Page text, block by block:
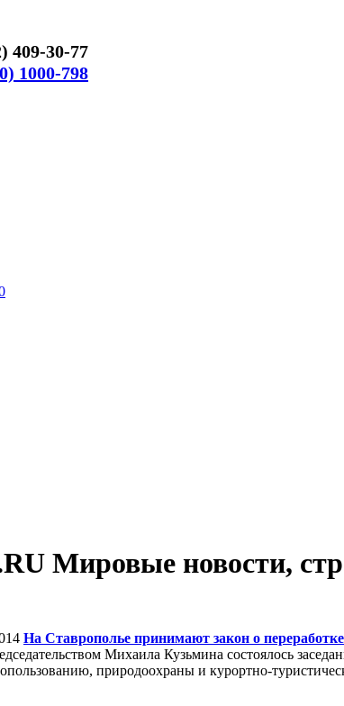
409-30-77
1000-798
Мировые новости,
На Ставрополье принимают закон о
Михаила Кузьмина состоялось
природоохраны и курортно-